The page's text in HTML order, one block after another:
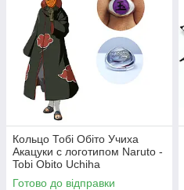
Кольцо Тобі Обіто Учиха
Акацуки с логотипом Naruto -
Tobi Obito Uchiha
Готово до відправки